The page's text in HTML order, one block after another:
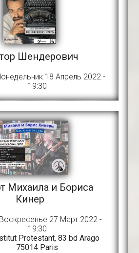
Шендерович
18 Апрель 2022 -
19:30
Михаила и Бориса
Кинер
Воскресенье 27 Март 2022 -
19:30
Protestant, 83 bd Arago
75014 Paris